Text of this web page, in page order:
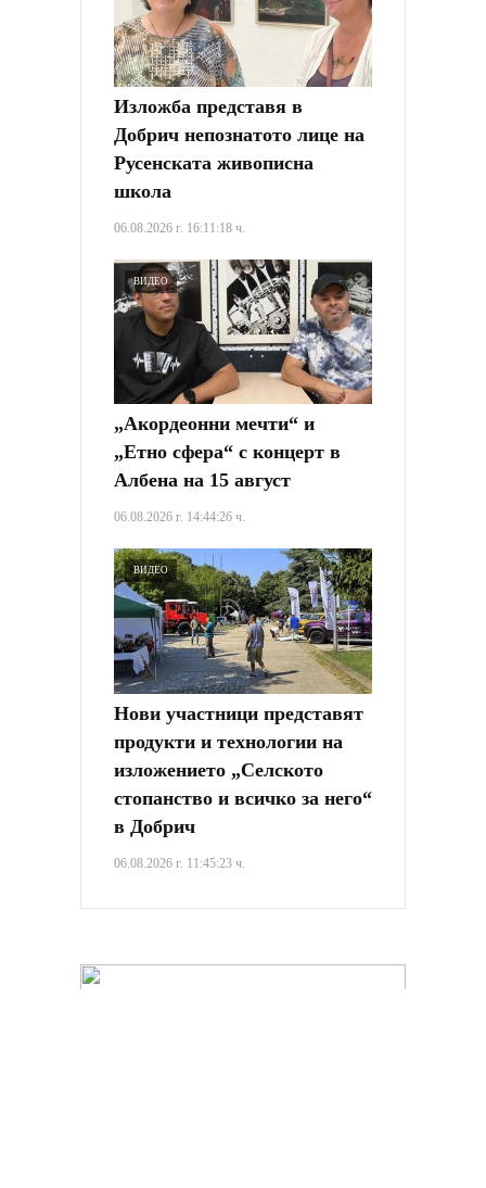
Изложба представя в
Добрич непознатото лице на
Русенската живописна
школа
06.08.2026 г. 16:11:18 ч.
ВИДЕО
„Акордеонни мечти“ и
„Етно сфера“ с концерт в
Албена на 15 август
06.08.2026 г. 14:44:26 ч.
ВИДЕО
Нови участници представят
продукти и технологии на
изложението „Селското
стопанство и всичко за него“
в Добрич
06.08.2026 г. 11:45:23 ч.